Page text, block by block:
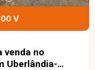
V
venda no
Uberlândia-